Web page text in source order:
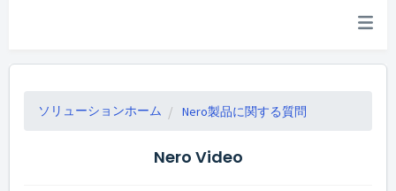
ソリューションホーム Nero製品に関する質問
Nero Video